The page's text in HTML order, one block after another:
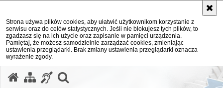
Strona używa plików cookies, aby ułatwić użytkownikom korzystanie z
serwisu oraz do celów statystycznych. Jeśli nie blokujesz tych plików, to
zgadzasz się na ich użycie oraz zapisanie w pamięci urządzenia.
Pamiętaj, że możesz samodzielnie zarządzać cookies, zmieniając
ustawienia przeglądarki. Brak zmiany ustawienia przeglądarki oznacza
wyrażenie zgody.